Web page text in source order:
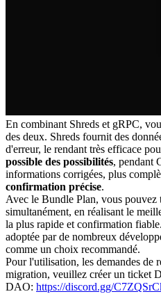
En combinant Shreds et gRPC,
des deux. Shreds fournit des
d'erreur, le rendant très efficace
possible des possibilités, pendant
informations corrigées, plus
confirmation précise.
Avec le Bundle Plan, vous
simultanément, en réalisant le
la plus rapide et confirmation
adoptée par de nombreux
comme un choix recommandé.
Pour l'utilisation, les demandes de
migration, veuillez créer un ticket
DAO: https://discord.gg/